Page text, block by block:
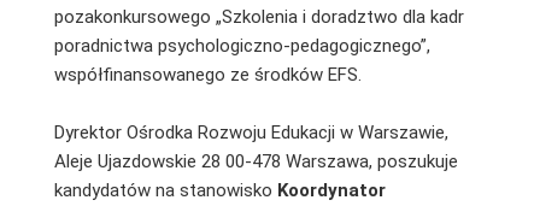
pozakonkursowego „Szkolenia i doradztwo dla kadr
poradnictwa psychologiczno-pedagogicznego”,
współfinansowanego ze środków EFS.
Dyrektor Ośrodka Rozwoju Edukacji w Warszawie,
Aleje Ujazdowskie 28 00-478 Warszawa, poszukuje
kandydatów na stanowisko Koordynator